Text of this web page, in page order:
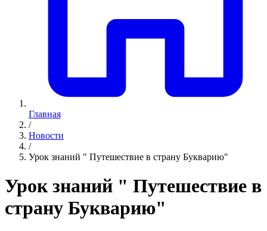
Главная
/
Новости
/
Урок знаний " Путешествие в страну Букварию"
Урок знаний " Путешествие в
страну Букварию"